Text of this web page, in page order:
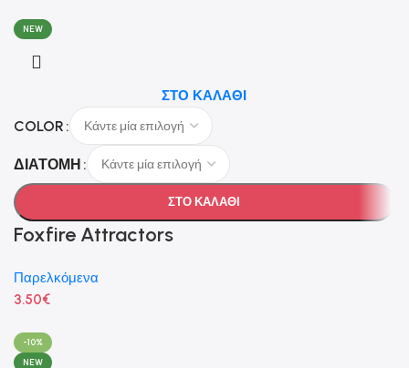
NEW
ΣΤΟ ΚΑΛΑΘΙ
COLOR
ΔΙΑΤΟΜΗ
ΣΤΟ ΚΑΛΑΘΙ
Foxfire Attractors
Παρελκόμενα
3.50€
-10%
NEW